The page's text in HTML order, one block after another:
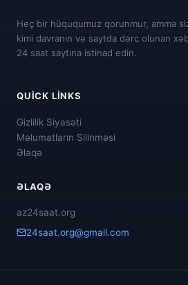
Heç bir hüququmuz qorunmur, amma
kimi davranın və saytda dərc olunan
24 saat saytına istinad edin.
QUICK LINKS
Gizlilik Siyasəti
Məlumatların Silinməsi
Əlaqə
ƏLAQƏ
az24saat.org
24saat.org@gmail.com